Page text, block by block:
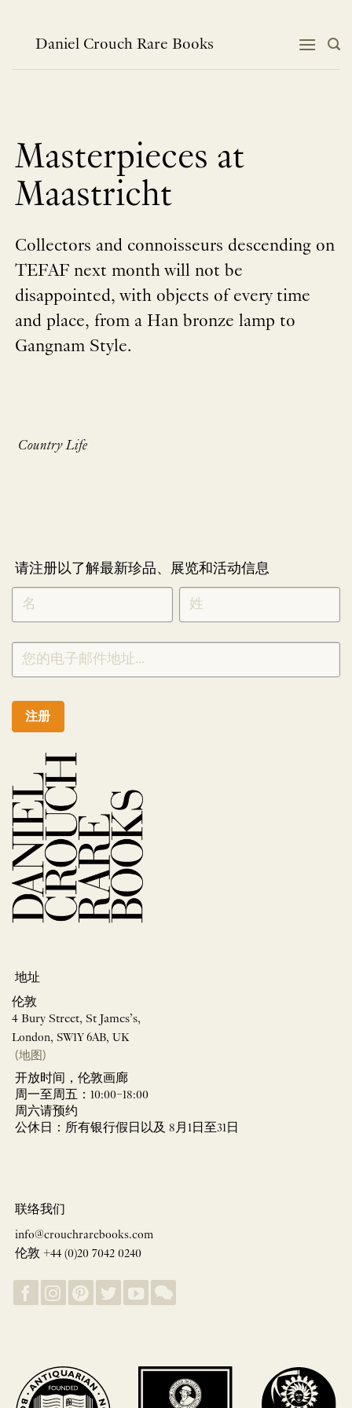
Daniel Crouch Rare Books
Masterpieces at
Maastricht
Collectors and connoisseurs descending on
TEFAF next month will not be
disappointed, with objects of every time
and place, from a Han bronze lamp to
Gangnam Style.
Country Life
请注册以了解最新珍品、展览和活动信息
NEWLETTER
SIGNUP
CHINESE
*
注册
地址
伦敦
4 Bury Street, St James’s,
London, SW1Y 6AB, UK
(地图)
开放时间，伦敦画廊
周一至周五：10:00–18:00
周六请预约
公休日：所有银行假日以及 8月1日至31日
联络我们
info@crouchrarebooks.com
伦敦 +44 (0)20 7042 0240